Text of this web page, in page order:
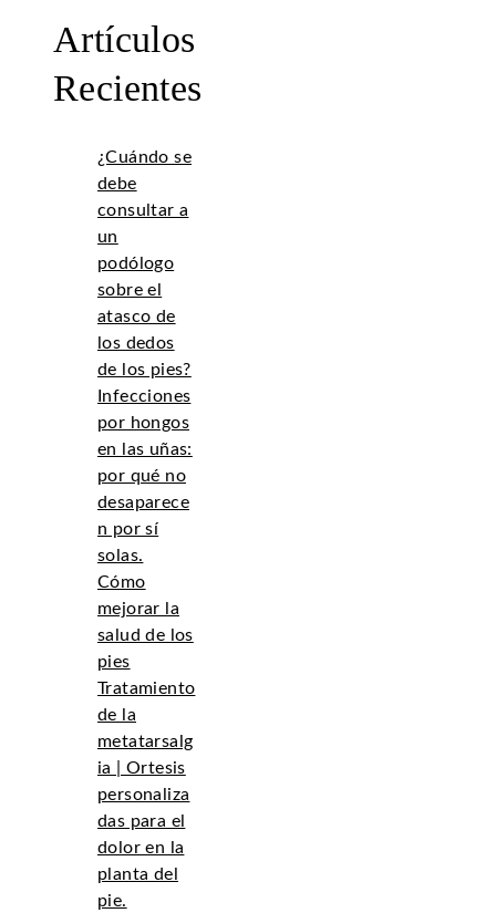
Artículos
Recientes
¿Cuándo se
debe
consultar a
un
podólogo
sobre el
atasco de
los dedos
de los pies?
Infecciones
por hongos
en las uñas:
por qué no
desaparece
n por sí
solas.
Cómo
mejorar la
salud de los
pies
Tratamiento
de la
metatarsalg
ia | Ortesis
personaliza
das para el
dolor en la
planta del
pie.